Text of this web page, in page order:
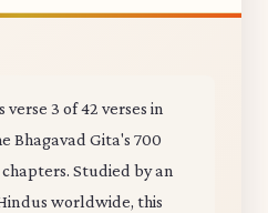
verse 3 of 42 verses in
Bhagavad Gita's 700
Studied by an
worldwide, this